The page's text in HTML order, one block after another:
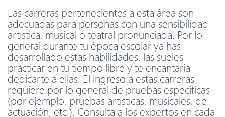
Las carreras pertenecientes a esta área son
adecuadas para personas con una sensibilidad
artística, musical o teatral pronunciada. Por lo
general durante tu época escolar ya has
desarrollado estas habilidades, las sueles
practicar en tu tiempo libre y te encantaría
dedicarte a ellas. El ingreso a estas carreras
requiere por lo general de pruebas específicas
(por ejemplo, pruebas artísticas, musicales, de
actuación, etc.). Consulta a los expertos en cada